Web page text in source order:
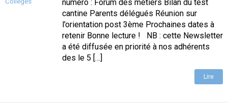
numéro : Forum des métiers Bilan du test
cantine Parents délégués Réunion sur
l’orientation post 3ème Prochaines dates à
retenir Bonne lecture ! NB : cette Newsletter
a été diffusée en priorité à nos adhérents
des le 5 […]
Lire